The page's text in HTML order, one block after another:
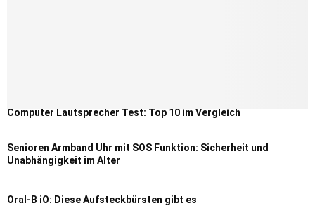
Computer Lautsprecher Test: Top 10 im Vergleich
Senioren Armband Uhr mit SOS Funktion: Sicherheit und
Unabhängigkeit im Alter
Oral-B iO: Diese Aufsteckbürsten gibt es